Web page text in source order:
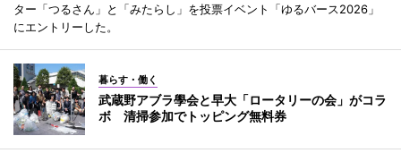
ター「つるさん」と「みたらし」を投票イベント「ゆるバース2026」
にエントリーした。
暮らす・働く
武蔵野アブラ學会と早大「ロータリーの会」がコラ
ボ 清掃参加でトッピング無料券